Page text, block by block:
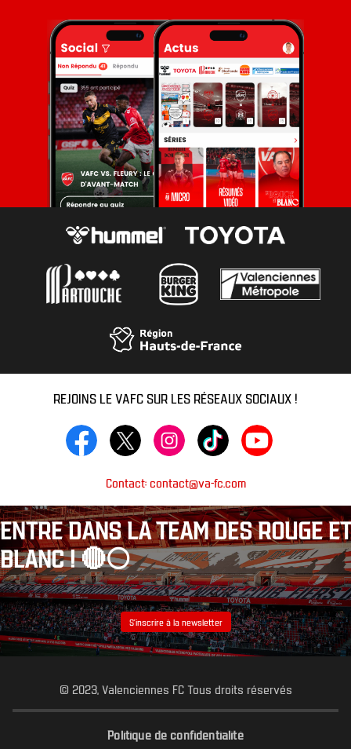
REJOINS LE VAFC SUR LES RÉSEAUX SOCIAUX !
Contact: contact@va-fc.com
ENTRE DANS LA TEAM DES ROUGE ET
BLANC ! 🔴⚪️
S’inscrire à la newsletter
© 2023, Valenciennes FC Tous droits réservés
Politique de confidentialité